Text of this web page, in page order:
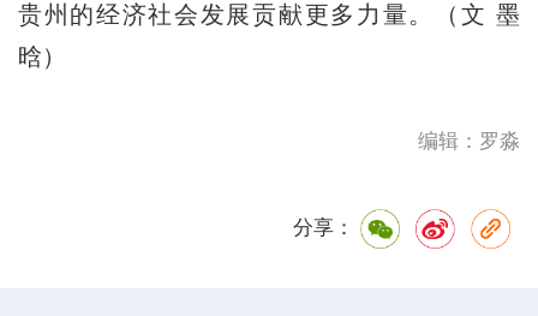
贵州的经济社会发展贡献更多力量。（文 墨
晗）
编辑：罗淼
分享：